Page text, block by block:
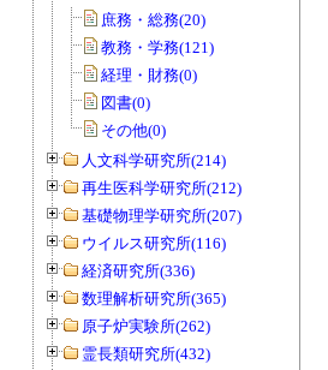
庶務・総務(20)
教務・学務(121)
経理・財務(0)
図書(0)
その他(0)
人文科学研究所(214)
再生医科学研究所(212)
基礎物理学研究所(207)
ウイルス研究所(116)
経済研究所(336)
数理解析研究所(365)
原子炉実験所(262)
霊長類研究所(432)